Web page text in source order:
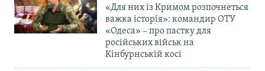
«Для них із Кримом розпочнеться
важка історія»: командир ОТУ
«Одеса» – про пастку для
російських військ на
Кінбурнській косі